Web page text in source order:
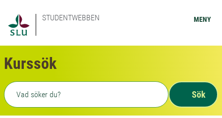
STUDENTWEBBEN MENY
Kurssök
Fritext sökning
Sök